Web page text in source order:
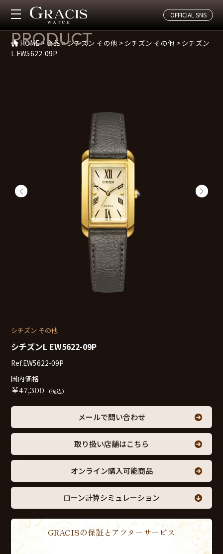
OFFICIAL SNS
商品紹介
PRODUCT
HOME>商品>シチズン その他 > シチズン その他 > シチズン
L EW5622-09P
シチズン その他
シチズンL EW5622-09P
Ref.EW5622-09P
国内価格
￥47,300 (税込)
メールで問い合わせ
取り扱い店舗はこちら
オンライン購入可能商品
ローン計算シミュレーション
GRACISの保証とアフターサービス